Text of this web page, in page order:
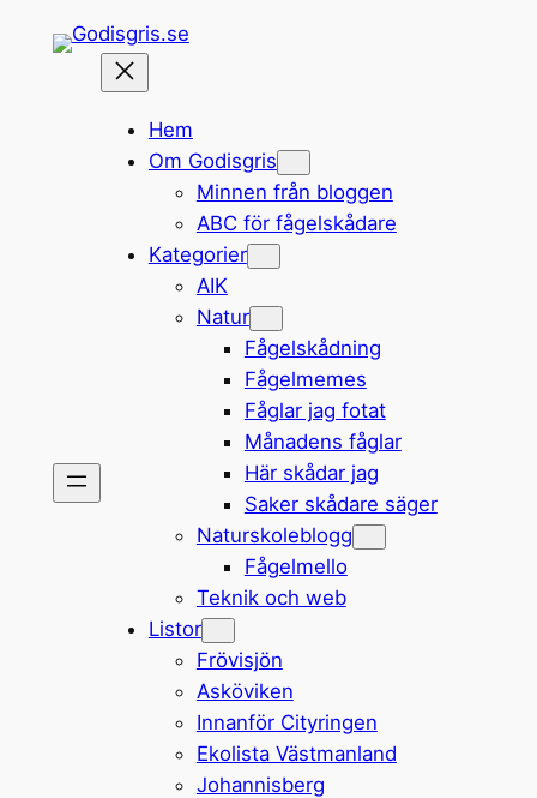
Hem
Om Godisgris
Minnen från bloggen
ABC för fågelskådare
Kategorier
AIK
Natur
Fågelskådning
Fågelmemes
Fåglar jag fotat
Månadens fåglar
Här skådar jag
Saker skådare säger
Naturskoleblogg
Fågelmello
Teknik och web
Listor
Frövisjön
Asköviken
Innanför Cityringen
Ekolista Västmanland
Johannisberg